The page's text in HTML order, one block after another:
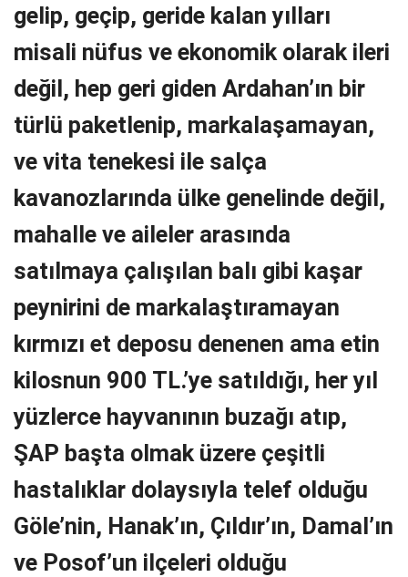
gelip, geçip, geride kalan yılları
misali nüfus ve ekonomik olarak ileri
değil, hep geri giden Ardahan’ın bir
türlü paketlenip, markalaşamayan,
ve vita tenekesi ile salça
kavanozlarında ülke genelinde değil,
mahalle ve aileler arasında
satılmaya çalışılan balı gibi kaşar
peynirini de markalaştıramayan
kırmızı et deposu denenen ama etin
kilosnun 900 TL.’ye satıldığı, her yıl
yüzlerce hayvanının buzağı atıp,
ŞAP başta olmak üzere çeşitli
hastalıklar dolaysıyla telef olduğu
Göle’nin, Hanak’ın, Çıldır’ın, Damal’ın
ve Posof’un ilçeleri olduğu